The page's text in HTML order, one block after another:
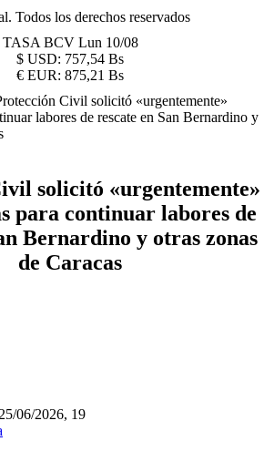
Todos los derechos reservados
TASA BCV Lun 10/08
$ USD: 757,54 Bs
€ EUR: 875,21 Bs
Civil solicitó «urgentemente»
labores de rescate en San Bernardino y
solicitó «urgentemente»
para continuar labores de
Bernardino y otras zonas
de Caracas
06/2026, 19